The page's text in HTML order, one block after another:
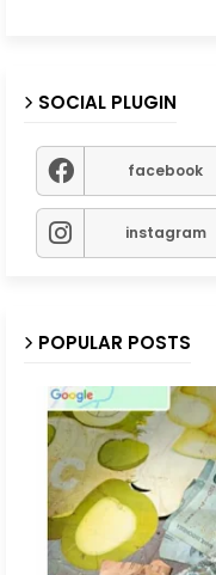
SOCIAL PLUGIN
facebook
instagram
POPULAR POSTS